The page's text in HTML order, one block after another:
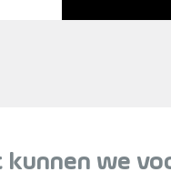
kunnen we